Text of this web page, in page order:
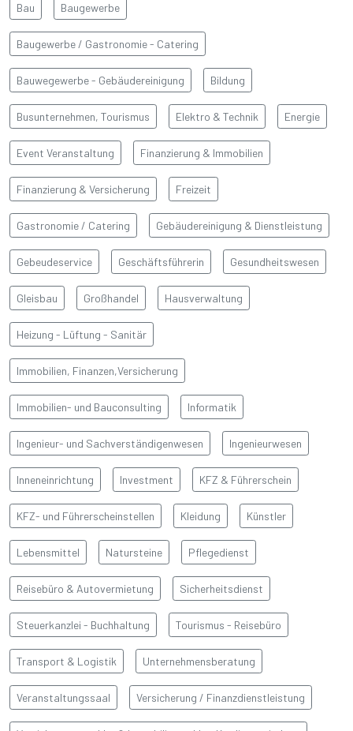
Bau Baugewerbe
Baugewerbe / Gastronomie - Catering
Bauwegewerbe - Gebäudereinigung Bildung
Busunternehmen, Tourismus Elektro & Technik Energie
Event Veranstaltung Finanzierung & Immobilien
Finanzierung & Versicherung Freizeit
Gastronomie / Catering Gebäudereinigung & Dienstleistung
Gebeudeservice Geschäftsführerin Gesundheitswesen
Gleisbau Großhandel Hausverwaltung
Heizung - Lüftung - Sanitär
Immobilien, Finanzen,Versicherung
Immobilien- und Bauconsulting Informatik
Ingenieur- und Sachverständigenwesen Ingenieurwesen
Inneneinrichtung Investment KFZ & Führerschein
KFZ- und Führerscheinstellen Kleidung Künstler
Lebensmittel Natursteine Pflegedienst
Reisebüro & Autovermietung Sicherheitsdienst
Steuerkanzlei - Buchhaltung Tourismus - Reisebüro
Transport & Logistik Unternehmensberatung
Veranstaltungssaal Versicherung / Finanzdienstleistung
BAŞLIK
Detay yazı